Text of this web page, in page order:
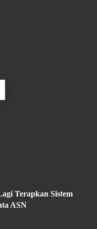
Terapkan Sistem
ASN